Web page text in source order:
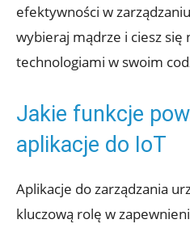
efektywności w
wybieraj mądrze i ciesz się
technologiami w swoim
Jakie funkcje
aplikacje do IoT
Aplikacje do zarządzania
kluczową rolę w